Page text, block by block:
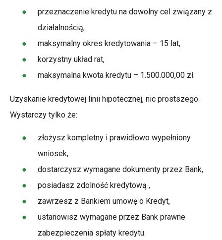
przeznaczenie kredytu na dowolny cel związany z
działalnością,
maksymalny okres kredytowania – 15 lat,
korzystny układ rat,
maksymalna kwota kredytu – 1.500.000,00 zł.
Uzyskanie kredytowej linii hipotecznej, nic prostszego.
Wystarczy tylko że:
złożysz kompletny i prawidłowo wypełniony
wniosek,
dostarczysz wymagane dokumenty przez Bank,
posiadasz zdolność kredytową ,
zawrzesz z Bankiem umowę o Kredyt,
ustanowisz wymagane przez Bank prawne
zabezpieczenia spłaty kredytu.